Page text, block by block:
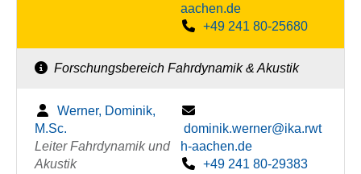
aachen.de
+49 241 80-25680
Forschungsbereich Fahrdynamik & Akustik
Werner, Dominik,
M.Sc.
Leiter Fahrdynamik und
Akustik
dominik.werner@ika.rwt
h-aachen.de
+49 241 80-29383